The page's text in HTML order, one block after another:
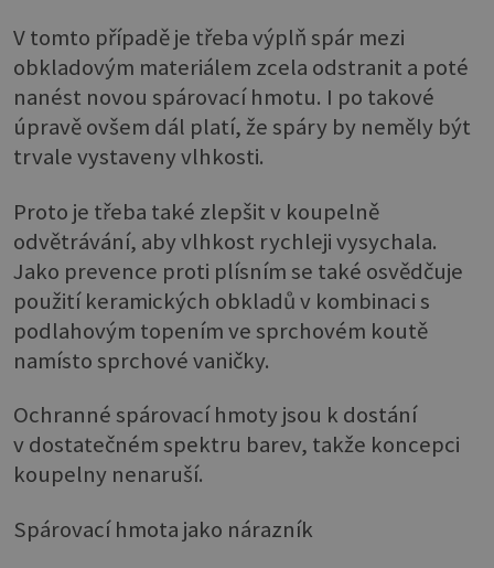
V tomto případě je třeba výplň spár mezi
obkladovým materiálem zcela odstranit a poté
nanést novou spárovací hmotu. I po takové
úpravě ovšem dál platí, že spáry by neměly být
trvale vystaveny vlhkosti.
Proto je třeba také zlepšit v koupelně
odvětrávání, aby vlhkost rychleji vysychala.
Jako prevence proti plísním se také osvědčuje
použití keramických obkladů v kombinaci s
podlahovým topením ve sprchovém koutě
namísto sprchové vaničky.
Ochranné spárovací hmoty jsou k dostání
v dostatečném spektru barev, takže koncepci
koupelny nenaruší.
Spárovací hmota jako nárazník